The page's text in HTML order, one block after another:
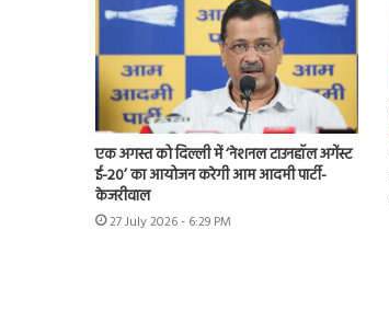
एक अगस्त को दिल्ली में ‘नेशनल टाउनहॉल अगेंस्ट
ई-20’ का आयोजन करेगी आम आदमी पार्टी-
केजरीवाल
27 July 2026 - 6:29 PM